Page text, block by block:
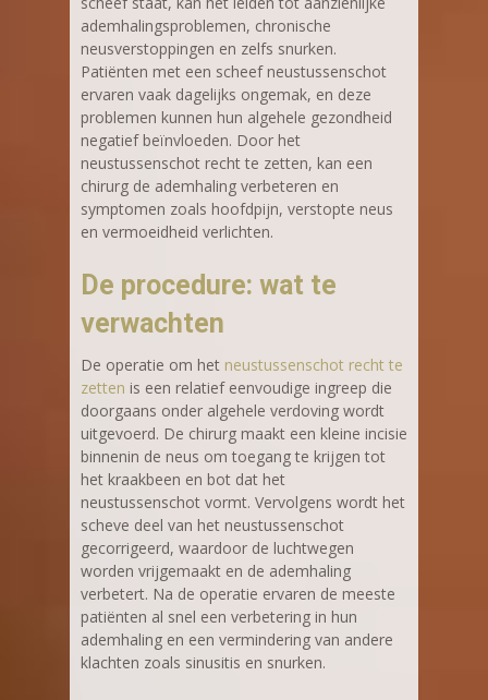
ademhalingsproblemen, chronische
neusverstoppingen en zelfs snurken.
Patiënten met een scheef neustussenschot
ervaren vaak dagelijks ongemak, en deze
problemen kunnen hun algehele gezondheid
negatief beïnvloeden. Door het
neustussenschot recht te zetten, kan een
chirurg de ademhaling verbeteren en
symptomen zoals hoofdpijn, verstopte neus
en vermoeidheid verlichten.
De procedure: wat te
verwachten
De operatie om het neustussenschot recht te
zetten is een relatief eenvoudige ingreep die
doorgaans onder algehele verdoving wordt
uitgevoerd. De chirurg maakt een kleine incisie
binnenin de neus om toegang te krijgen tot
het kraakbeen en bot dat het
neustussenschot vormt. Vervolgens wordt het
scheve deel van het neustussenschot
gecorrigeerd, waardoor de luchtwegen
worden vrijgemaakt en de ademhaling
verbetert. Na de operatie ervaren de meeste
patiënten al snel een verbetering in hun
ademhaling en een vermindering van andere
klachten zoals sinusitis en snurken.